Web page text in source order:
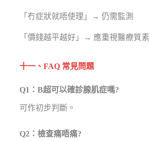
「冇症狀就唔使理」→ 仍需監測
「價錢越平越好」→ 應重視醫療質素
十一、FAQ 常見問題
Q1：B超可以確診腺肌症嗎?
可作初步判斷。
Q2：檢查痛唔痛?